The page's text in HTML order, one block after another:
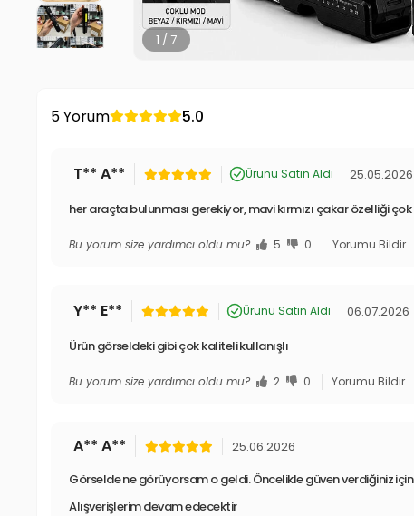
2 / 7
5 Yorum 5.0
T** A** Ürünü Satın Aldı 25.05.2026
her araçta bulunması gerekiyor, mavi kırmızı çakar özelliği çok
Bu yorum size yardımcı oldu mu? 5 0 Yorumu Bildir
Y** E** Ürünü Satın Aldı 06.07.2026
Ürün görseldeki gibi çok kaliteli kullanışlı
Bu yorum size yardımcı oldu mu? 2 0 Yorumu Bildir
A** A**
25.06.2026
Görselde ne görüyorsam o geldi. Öncelikle güven verdiğiniz
Alışverişlerim devam edecektir